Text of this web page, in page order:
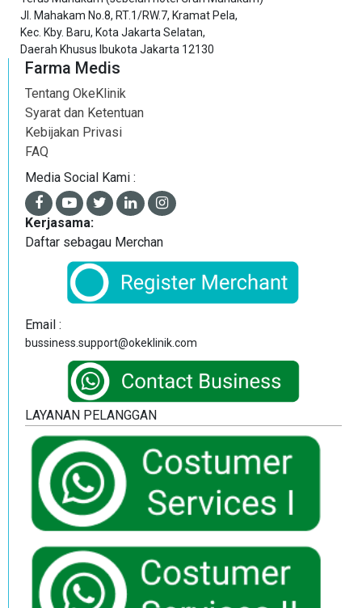
Jl. Mahakam No.8, RT.1/RW.7, Kramat Pela,
Kec. Kby. Baru, Kota Jakarta Selatan,
Daerah Khusus Ibukota Jakarta 12130
Farma Medis
Tentang OkeKlinik
Syarat dan Ketentuan
Kebijakan Privasi
FAQ
Media Social Kami :
Kerjasama:
Daftar sebagau Merchan
Email :
bussiness.support@okeklinik.com
LAYANAN PELANGGAN